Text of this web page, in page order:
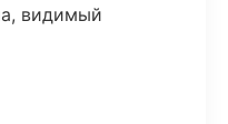
видимый